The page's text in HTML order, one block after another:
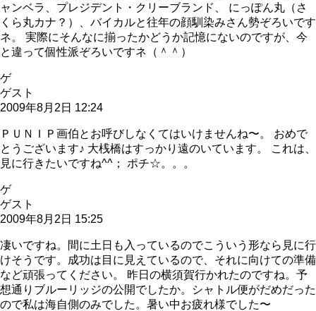
ャンベラ、プレジデント・クリーブランド、 にっぽん丸（さ
くら丸カナ？）、バイカルと往年の顔馴染みさん勢ぞろいです
ネ。 実際にそんなに揃ったかどうか記憶にないのですが、今
と違って個性派ぞろいですネ（＾＾）
ゲ
ゲスト
2009年8月2日 12:24
ＰＵＮＩＰ画伯とお呼びしなくてはいけませんね〜。 おめで
とうございます♪ 大桟橋はすっかり遠のいています。 これは、
見に行きたいですね^^； ポチ☆。。。
ゲ
ゲスト
2009年8月2日 15:25
凄いですね。間に土日も入っているのでこういう形なら見に行
けそうです。成功は目に見えているので、それに向けての準備
など頑張ってください。 昨日の横須賀行かれたのですね。予
想通りブルーリッジの公開でしたか。シャトル便がだめだった
ので私は海自側のみでした。暑い中お疲れ様でした〜